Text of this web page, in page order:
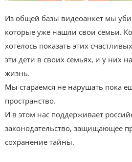
Из общей базы видеоанкет мы
которые уже нашли свои семьи.
хотелось показать этих
эти дети в своих семьях, и у них
жизнь.
Мы стараемся не нарушать пока
пространство.
И в этом нас поддерживает
законодательство, защищающее
сохранение тайны.